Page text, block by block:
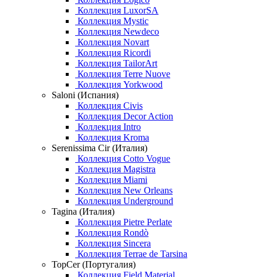
Коллекция LuxorSA
Коллекция Mystic
Коллекция Newdeco
Коллекция Novart
Коллекция Ricordi
Коллекция TailorArt
Коллекция Terre Nuove
Коллекция Yorkwood
Saloni (Испания)
Коллекция Civis
Коллекция Decor Action
Коллекция Intro
Коллекция Kroma
Serenissima Cir (Италия)
Коллекция Cotto Vogue
Коллекция Magistra
Коллекция Miami
Коллекция New Orleans
Коллекция Underground
Tagina (Италия)
Коллекция Pietre Perlate
Коллекция Rondò
Коллекция Sincera
Коллекция Terrae de Tarsina
TopCer (Португалия)
Коллекция Field Material